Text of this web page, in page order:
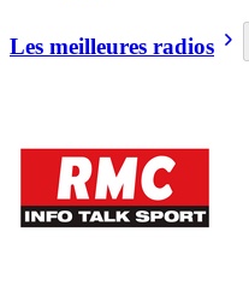
Les meilleures radios